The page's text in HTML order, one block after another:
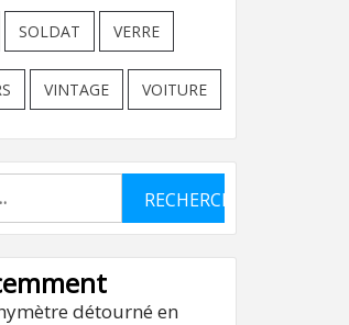
SOLDAT VERRE
VINTAGE VOITURE
détourné en